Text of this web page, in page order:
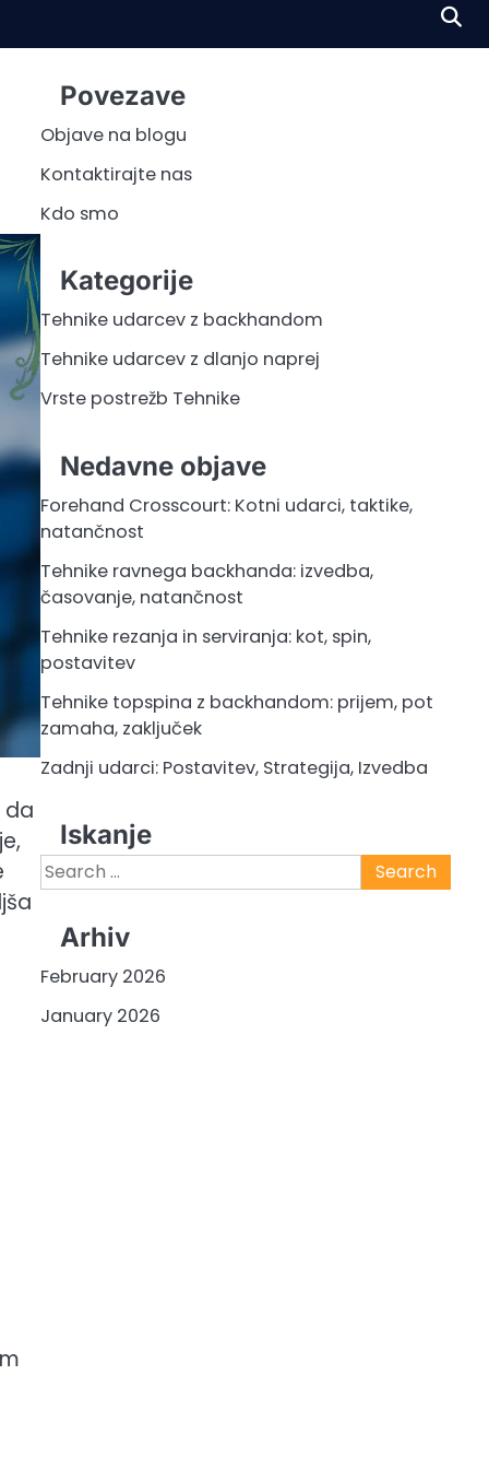
da
Povezave
Objave na blogu
Kontaktirajte nas
Kdo smo
Kategorije
Tehnike udarcev z backhandom
Tehnike udarcev z dlanjo naprej
Vrste postrežb Tehnike
Nedavne objave
Forehand Crosscourt: Kotni udarci, taktike,
natančnost
Tehnike ravnega backhanda: izvedba,
časovanje, natančnost
Tehnike rezanja in serviranja: kot, spin,
postavitev
Tehnike topspina z backhandom: prijem, pot
zamaha, zaključek
Zadnji udarci: Postavitev, Strategija, Izvedba
Iskanje
Search
for:
Arhiv
February 2026
January 2026